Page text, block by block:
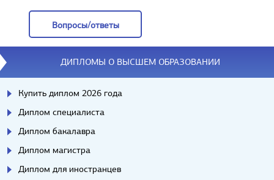
Вопросы/ответы
Вопросы/ответы
ДИПЛОМЫ О ВЫСШЕМ ОБРАЗОВАНИИ
Купить диплом 2026 года
Диплом специалиста
Диплом бакалавра
Диплом магистра
Диплом для иностранцев